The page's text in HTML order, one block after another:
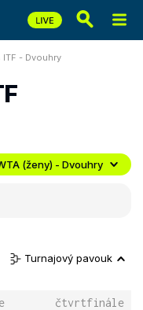
- Dvouhry
(ženy) - Dvouhry
Turnajový pavouk
čtvrtfinále